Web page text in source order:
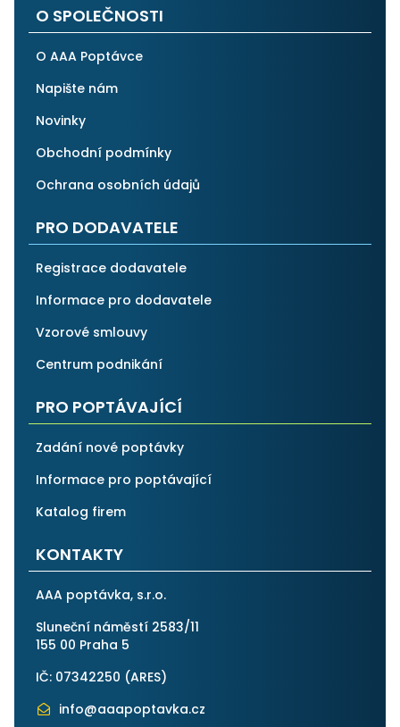
O SPOLEČNOSTI
O AAA Poptávce
Napište nám
Novinky
Obchodní podmínky
Ochrana osobních údajů
PRO DODAVATELE
Registrace dodavatele
Informace pro dodavatele
Vzorové smlouvy
Centrum podnikání
PRO POPTÁVAJÍCÍ
Zadání nové poptávky
Informace pro poptávající
Katalog firem
KONTAKTY
AAA poptávka, s.r.o.
Sluneční náměstí 2583/11
155 00 Praha 5
IČ: 07342250 (ARES)
info@aaapoptavka.cz